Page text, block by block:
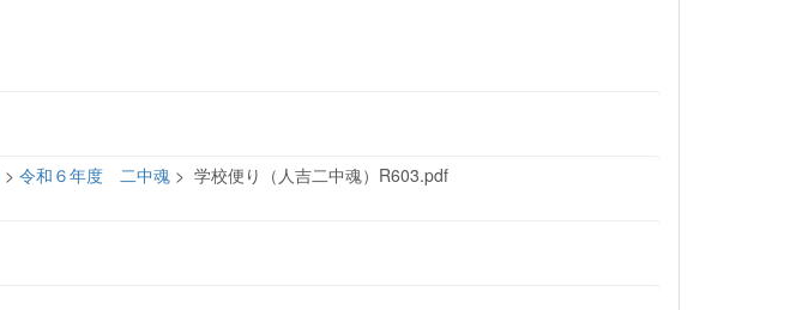
> 令和６年度 二中魂> 学校便り（人吉二中魂）R603.pdf